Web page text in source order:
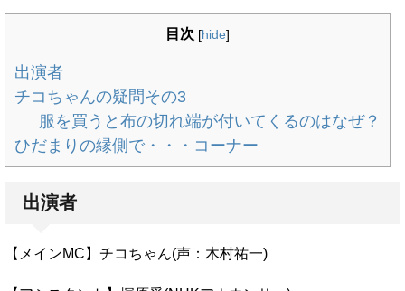
目次 [hide]
出演者
チコちゃんの疑問その3
服を買うと布の切れ端が付いてくるのはなぜ？
ひだまりの縁側で・・・コーナー
出演者
【メインMC】チコちゃん(声：木村祐一)